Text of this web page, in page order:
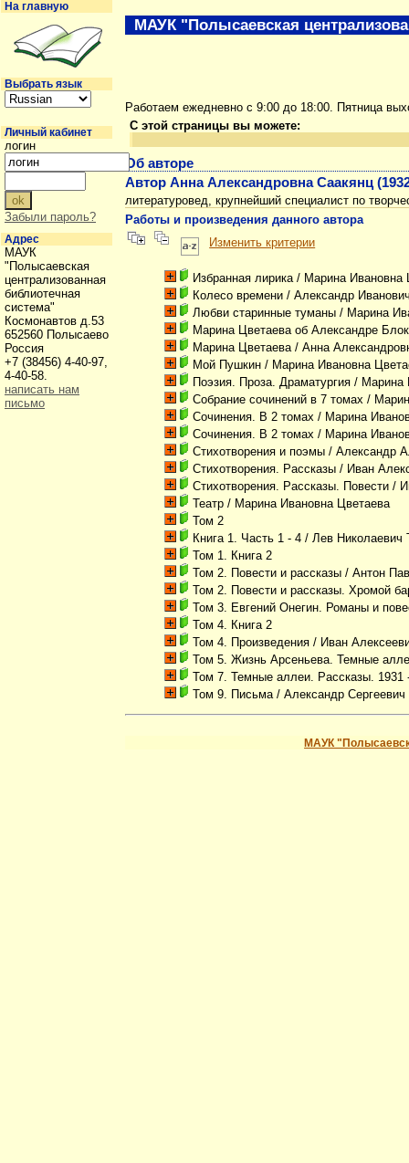
Работаем ежедневно с 9:00 до 18:00. Пятница
С этой страницы вы можете:
Об авторе
Автор Анна Александровна Саакянц
литературовед, крупнейший специалист по
Работы и произведения данного автора
Изменить критерии
Избранная лирика/ Марина Ивановна
Колесо времени / Александр
Любви старинные туманы / Марина
Марина Цветаева об Александре
Марина Цветаева/ Анна
Мой Пушкин / Марина Ивановна
Поэзия. Проза. Драматургия / Марина
Собрание сочинений в 7 томах /
Сочинения. В 2 томах / Марина
Сочинения. В 2 томах / Марина
Стихотворения и поэмы / Александр
Стихотворения. Рассказы / Иван
Стихотворения. Рассказы. Повести /
Театр / Марина Ивановна Цветаева
Том 2
Книга 1. Часть 1 - 4 / Лев Николаевич
Том 1. Книга 2
Том 2. Повести и рассказы / Антон
Том 2. Повести и рассказы. Хромой
Том 3. Евгений Онегин. Романы и
Том 4. Книга 2
Том 4. Произведения / Иван
Том 5. Жизнь Арсеньева. Темные
Том 7. Темные аллеи. Рассказы. 1931
Том 9. Письма/ Александр
МАУК
МАУК "Полысаевская
На главную
Выбрать язык
Личный кабинет
логин
Забыли пароль?
Адрес
МАУК
"Полысаевская
централизованная
библиотечная
система"
Космонавтов д.53
652560 Полысаево
Россия
+7 (38456) 4-40-97,
4-40-58.
написать нам
письмо